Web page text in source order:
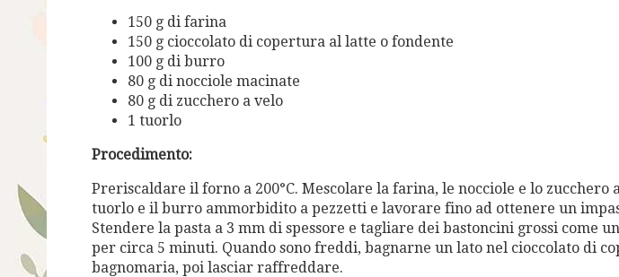
150 g di farina
150 g cioccolato di copertura al latte o fondente
100 g di burro
80 g di nocciole macinate
80 g di zucchero a velo
1 tuorlo
Procedimento:
Preriscaldare il forno a 200°C. Mescolare la farina, le nocciole e lo zucchero
tuorlo e il burro ammorbidito a pezzetti e lavorare fino ad ottenere un
Stendere la pasta a 3 mm di spessore e tagliare dei bastoncini grossi come
per circa 5 minuti. Quando sono freddi, bagnarne un lato nel cioccolato di
bagnomaria, poi lasciar raffreddare.